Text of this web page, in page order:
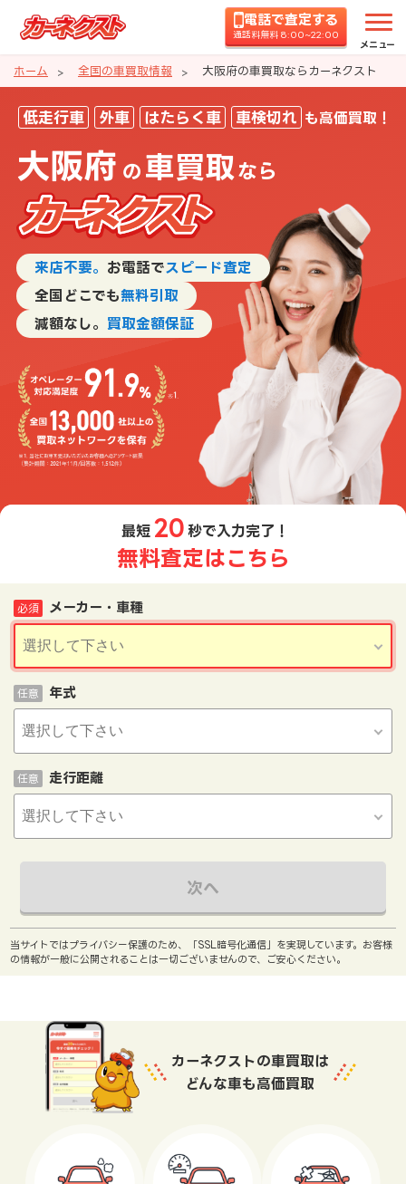
電話で査定する
通話料無料 8:00~22:00
メニュー
ホーム 全国の車買取情報 大阪府の車買取ならカーネクスト
大阪府の車買取ならカーネクスト
低走行車 外車 はたらく車 車検切れ も高価買取！
大阪府 の 車買取 なら
来店不要。 お電話でスピード査定
全国どこでも無料引取
減額なし。 買取金額保証
最短 20 秒で入力完了！
無料査定はこちら
メーカー・車種
必須
年式
任意
走行距離
任意
次へ
当サイトではプライバシー保護のため、「SSL暗号化通信」を実現しています。お客様
の情報が一般に公開されることは一切ございませんので、ご安心ください。
カーネクストの車買取は
どんな車も高価買取